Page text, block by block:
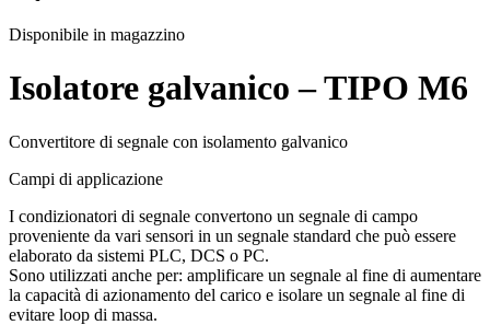
Disponibile in magazzino
Isolatore galvanico – TIPO M6
Convertitore di segnale con isolamento galvanico
Campi di applicazione
I condizionatori di segnale convertono un segnale di campo
proveniente da vari sensori in un segnale standard che può essere
elaborato da sistemi PLC, DCS o PC.
Sono utilizzati anche per: amplificare un segnale al fine di aumentare
la capacità di azionamento del carico e isolare un segnale al fine di
evitare loop di massa.